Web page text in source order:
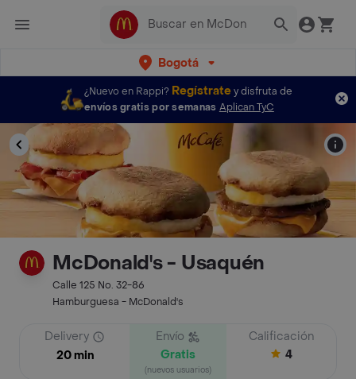
Bogotá
¿Nuevo en Rappi? Regístratey disfruta de
envíos gratis por semanas Aplican TyC
McDonald's - Usaquén
Calle 125 No. 32-86
Hamburguesa - McDonald's
Delivery
20 min
Envío
Gratis
(nuevos usuarios)
Calificación
4